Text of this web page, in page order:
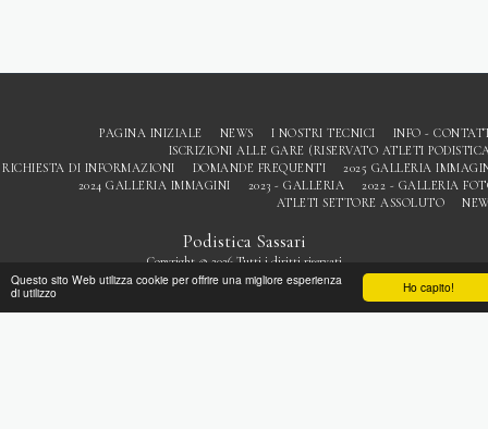
Ho capito!
Questo sito Web utilizza cookie per offrire una migliore esperienza
di utilizzo
Podistica Sassari
Copyright © 2026 Tutti i diritti riservati
Privacy
PAGINA INIZIALE NEWS I NOSTRI TECNICI
INFO -
ISCRIZIONI ALLE GARE (RISERVATO ATLETI
RICHIESTA DI INFORMAZIONI
DOMANDE FREQUENTI
2025 GALLERIA
2024 GALLERIA IMMAGINI
2023 - GALLERIA
2022 - GALLERIA
ATLETI SETTORE ASSOLUTO